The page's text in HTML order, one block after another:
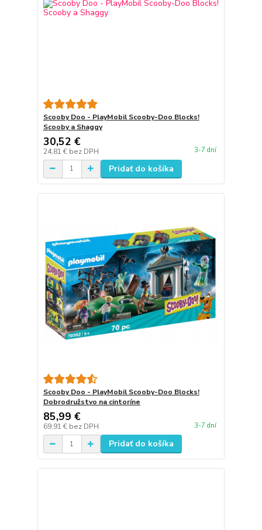
Scooby Doo - PlayMobil Scooby-Doo Blocks!
Scooby a Shaggy
30,52 €
24,81 € bez DPH 3-7 dní
Pridať do košíka
Scooby Doo - PlayMobil Scooby-Doo Blocks!
Dobrodružstvo na cintoríne
85,99 €
69,91 € bez DPH 3-7 dní
Pridať do košíka